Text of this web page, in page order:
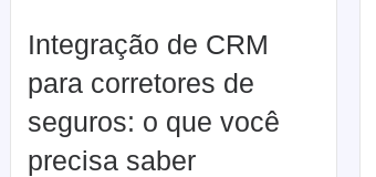
Integração de CRM
para corretores de
seguros: o que você
precisa saber